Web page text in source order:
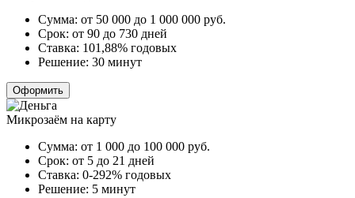
Сумма: от 50 000 до 1 000 000 руб.
Срок: от 90 до 730 дней
Ставка: 101,88% годовых
Решение: 30 минут
Оформить
Микрозаём на карту
Сумма: от 1 000 до 100 000 руб.
Срок: от 5 до 21 дней
Ставка: 0-292% годовых
Решение: 5 минут